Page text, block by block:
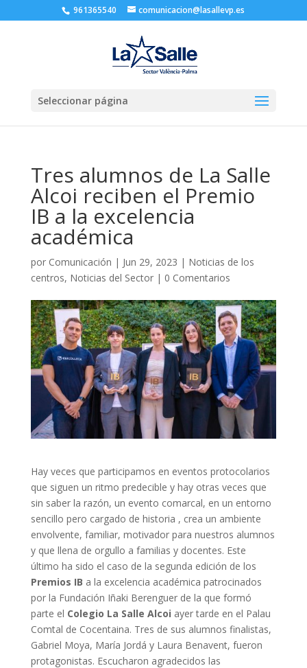
961365540 comunicacion@lasallevp.es
Seleccionar página
Tres alumnos de La Salle
Alcoi reciben el Premio
IB a la excelencia
académica
por Comunicación | Jun 29, 2023 | Noticias de los
centros, Noticias del Sector| 0 Comentarios
Hay veces que participamos en eventos protocolarios
que siguen un ritmo predecible y hay otras veces que
sin saber la razón, un evento comarcal, en un entorno
sencillo pero cargado de historia , crea un ambiente
envolvente, familiar, motivador para nuestros alumnos
y que llena de orgullo a familias y docentes. Este
último ha sido el caso de la segunda edición de los
Premios IB a la excelencia académica patrocinados
por la Fundación Iñaki Berenguer de la que formó
parte el Colegio La Salle Alcoi ayer tarde en el Palau
Comtal de Cocentaina. Tres de sus alumnos finalistas,
Gabriel Moya, María Jordá y Laura Benavent, fueron
protagonistas. Escucharon agradecidos las